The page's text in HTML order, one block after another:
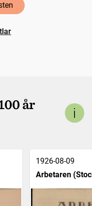
år
1926-08-09
Arbetaren